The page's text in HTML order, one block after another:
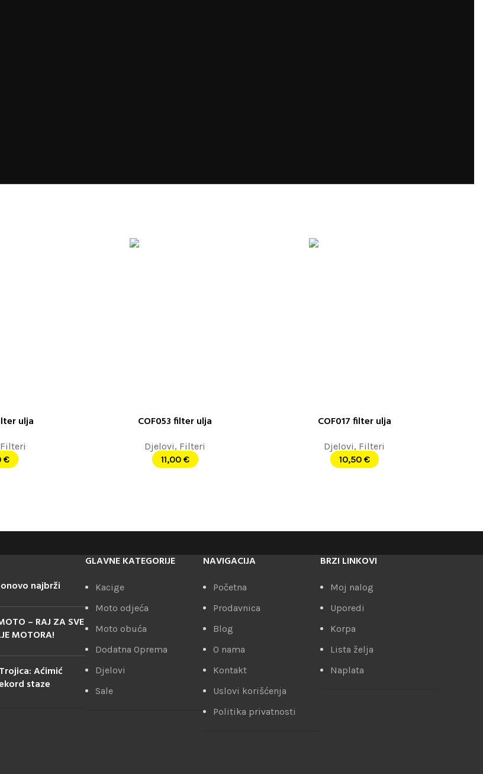
ulja
Filteri
€
DODAJ U KORPUCOF053 filter ulja
Djelovi, Filteri
11,00 €
DODAJ U KORPUCOF017 filter ulja
Djelovi, Filteri
10,50 €
najbrži
– RAJ ZA SVE
MOTORA!
Aćimić
staze
GLAVNE KATEGORIJE
Kacige
Moto odjeća
Moto obuća
Dodatna Oprema
Djelovi
Sale
NAVIGACIJA
Početna
Prodavnica
Blog
O nama
Kontakt
Uslovi korišćenja
Politika privatnosti
BRZI LINKOVI
Moj nalog
Uporedi
Korpa
Lista želja
Naplata